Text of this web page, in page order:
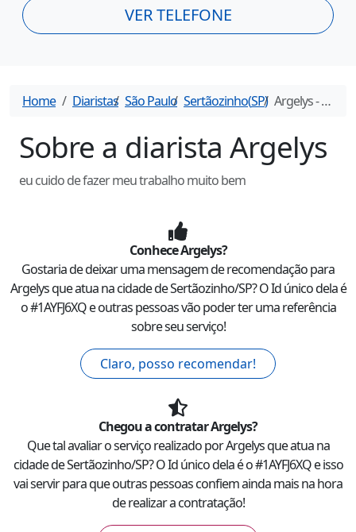
VER TELEFONE
Home Diaristas São Paulo Sertãozinho(SP) Argelys- Diarista em
Sobre a diarista Argelys
eu cuido de fazer meu trabalho muito bem
ConheceArgelys?
Gostaria de deixar uma mensagem de recomendação para
Argelysque atua na cidade deSertãozinho/SP? O Id único dela é
o #1AYFJ6XQe outras pessoas vão poder ter uma referência
sobre seu serviço!
Claro, posso recomendar!
Chegou a contratarArgelys?
Que tal avaliar o serviço realizado porArgelysque atua na
cidade deSertãozinho/SP? O Id único dela é o #1AYFJ6XQe isso
vai servir para que outras pessoas confiem ainda mais na hora
de realizar a contratação!